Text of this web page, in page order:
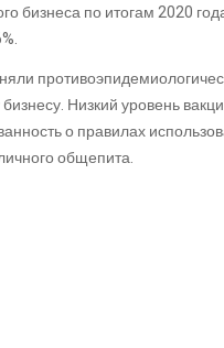
бизнеса по итогам 2020
Низкий уровень
о правилах
общепита.